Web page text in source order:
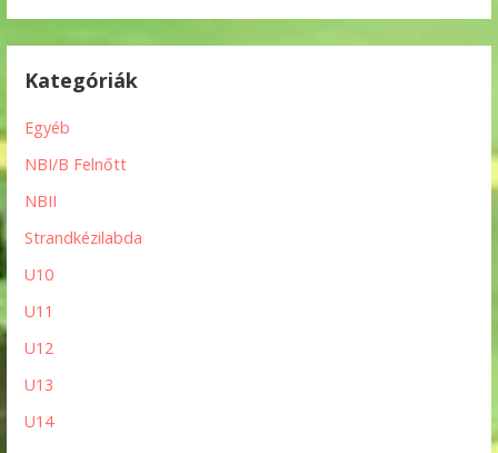
Kategóriák
Egyéb
NBI/B Felnőtt
NBII
Strandkézilabda
U10
U11
U12
U13
U14